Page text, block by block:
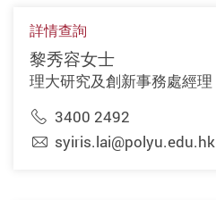
詳情查詢
黎秀容女士
理大研究及創新事務處經理
3400 2492
syiris.lai@polyu.edu.hk